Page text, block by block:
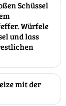
Schüssel
Würfele
und lass
mit der